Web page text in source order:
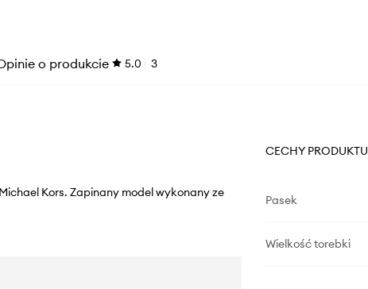
o produkcie 5.0 3
Kors. Zapinany model wykonany ze
CECHY PRODUKTU
Pasek
Wielkość torebki